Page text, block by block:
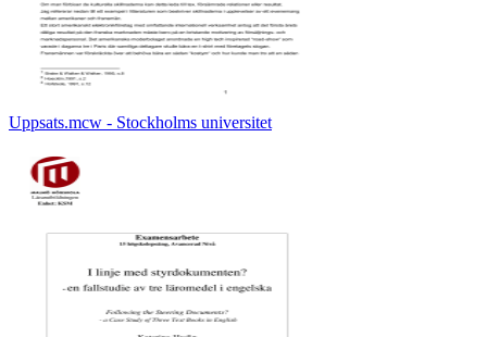
Uppsats.mcw - Stockholms universitet